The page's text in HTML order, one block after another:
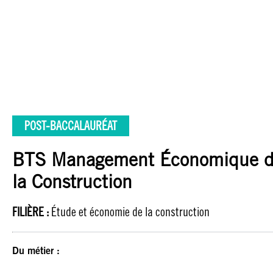
POST-BACCALAURÉAT
BTS Management Économique
la Construction
FILIÈRE : Étude et économie de la construction
Du métier :